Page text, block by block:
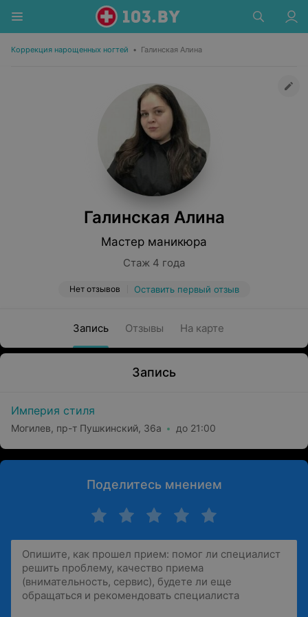
Коррекция нарощенных ногтей • Галинская Алина
Галинская Алина
Мастер маникюра
Стаж 4 года
Нет отзывов Оставить первый отзыв
Запись Отзывы На карте
Запись
Империя стиля
Могилев, пр-т Пушкинский, 36а до 21:00
Поделитесь мнением